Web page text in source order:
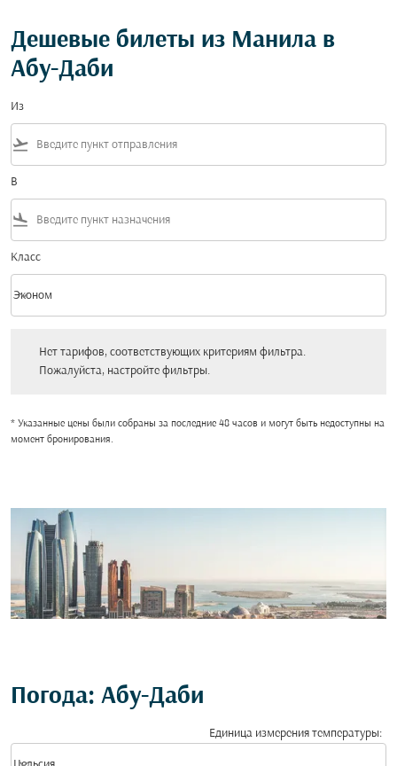
Дешевые билеты из Манила в
Абу-Даби
Из
flight_takeoff
В
flight_land
Класс
Класс option Эконом Selected
Эконом
keyboard_arrow_down
Нет тарифов, соответствующих критериям фильтра.
Пожалуйста, настройте фильтры.
* Указанные цены были собраны за последние 48 часов и могут быть недоступны на
момент бронирования.
Погода: Абу-Даби
Единица измерения температуры: